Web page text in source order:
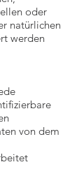
oder
natürlichen
werden
von dem